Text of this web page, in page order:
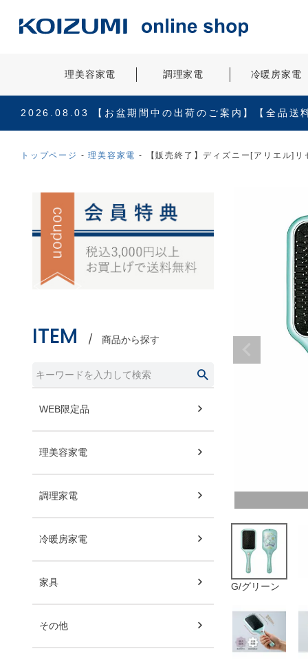
理美容家電 調理家電 冷暖房家電
2026.08.03 【お盆期間中の出荷のご案内】【全品送
トップページ 理美容家電 【販売終了】ディズニー[アリエル]
ITEM 商品から探す
WEB限定品
理美容家電
調理家電
冷暖房家電
家具
その他
G/グリーン